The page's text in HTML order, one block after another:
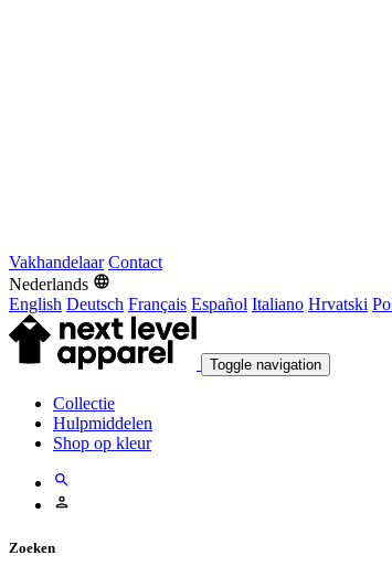
Vakhandelaar Contact
Nederlands
English Deutsch Français Español Italiano Hrvatski
Toggle navigation
Collectie
Hulpmiddelen
Shop op kleur
Zoeken